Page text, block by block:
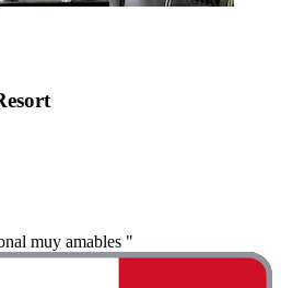
muy amables "